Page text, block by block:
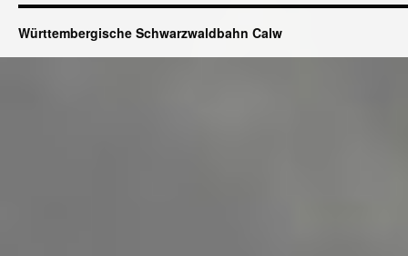
Württembergische Schwarzwaldbahn Calw